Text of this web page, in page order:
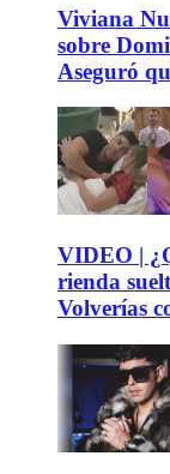
Viviana
sobre
Aseguró
VIDEO |
rienda
Volverías